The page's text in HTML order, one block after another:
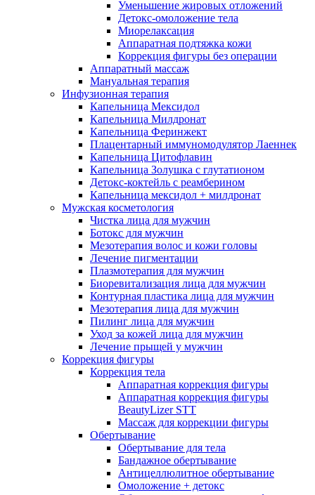
Уменьшение жировых отложений
Детокс-омоложение тела
Миорелаксация
Аппаратная подтяжка кожи
Коррекция фигуры без операции
Аппаратный массаж
Мануальная терапия
Инфузионная терапия
Капельница Мексидол
Капельница Милдронат
Капельница Феринжект
Плацентарный иммуномодулятор Лаеннек
Капельница Цитофлавин
Капельница Золушка с глутатионом
Детокс-коктейль с реамберином
Капельница мексидол + милдронат
Мужская косметология
Чистка лица для мужчин
Ботокс для мужчин
Мезотерапия волос и кожи головы
Лечение пигментации
Плазмотерапия для мужчин
Биоревитализация лица для мужчин
Контурная пластика лица для мужчин
Мезотерапия лица для мужчин
Пилинг лица для мужчин
Уход за кожей лица для мужчин
Лечение прыщей у мужчин
Коррекция фигуры
Коррекция тела
Аппаратная коррекция фигуры
Аппаратная коррекция фигуры
BeautyLizer STT
Массаж для коррекции фигуры
Обертывание
Обертывание для тела
Бандажное обертывание
Антицеллюлитное обертывание
Омоложение + детокс